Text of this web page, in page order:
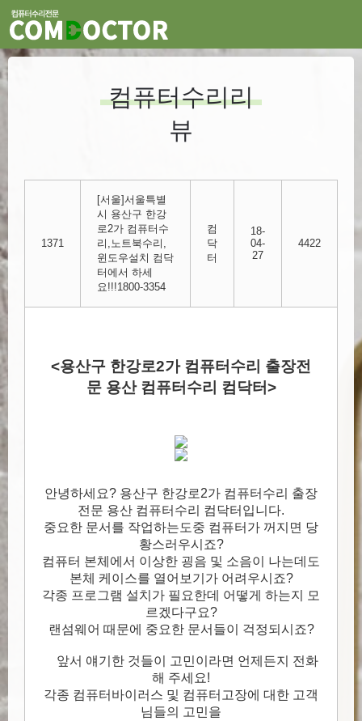
컴퓨터수리리
뷰
1371
[서울]서울특별
시 용산구 한강
로2가 컴퓨터수
리,노트북수리,
윈도우설치 컴닥
터에서 하세
요!!!1800-3354
컴
닥
터
18-
04-
27
4422
<용산구 한강로2가 컴퓨터수리 출장전
문 용산 컴퓨터수리 컴닥터>
안녕하세요? 용산구 한강로2가 컴퓨터수리 출장
전문 용산 컴퓨터수리 컴닥터입니다.
중요한 문서를 작업하는도중 컴퓨터가 꺼지면 당
황스러우시죠?
컴퓨터 본체에서 이상한 굉음 및 소음이 나는데도
본체 케이스를 열어보기가 어려우시죠?
각종 프로그램 설치가 필요한데 어떻게 하는지 모
르겠다구요?
랜섬웨어 때문에 중요한 문서들이 걱정되시죠?
앞서 얘기한 것들이 고민이라면 언제든지 전화
해 주세요!
각종 컴퓨터바이러스 및 컴퓨터고장에 대한 고객
님들의 고민을